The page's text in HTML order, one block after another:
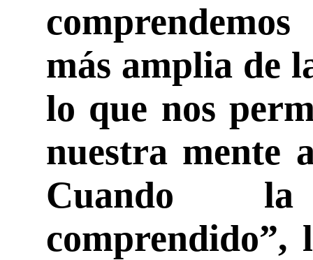
más amplia de
lo que nos
nuestra mente
Cuando
comprendido”,